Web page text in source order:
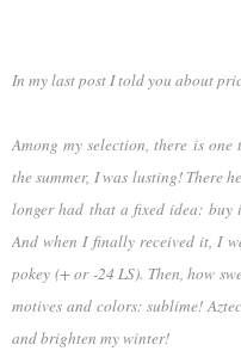
In my lastpost Itold you about
Among my selection, there is one
the summer, Iwas lusting! There
longer had that a fixed idea: buy
And when I finally received it, I
pokey (+ or -24 LS). Then, how
motives and colors: sublime!Aztec
and brighten my winter!